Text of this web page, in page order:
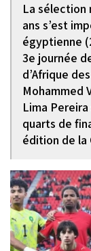
La sélection
ans s’est
égyptienne
3e journée
d’Afrique
Mohammed
Lima
quarts de
édition de la